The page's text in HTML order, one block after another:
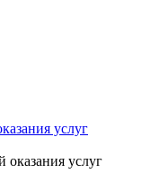
услуг